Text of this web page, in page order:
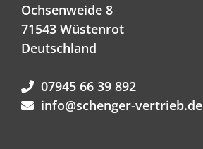
Ochsenweide 8
71543 Wüstenrot
Deutschland
07945 66 39 892
info@schenger-vertrieb.de